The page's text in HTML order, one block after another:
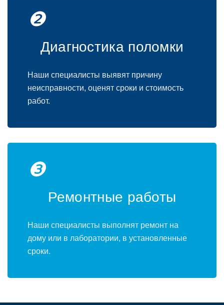
❷
Диагностика поломки
Наши специалисты выявят причину
неисправности, оценят сроки и стоимость
работ.
❸
Ремонтные работы
Наши специалисты выполнят ремонт на
дому или в лаборатории, в установленные
сроки.